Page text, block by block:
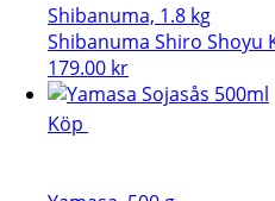
Shibanuma, 1.8 kg
Shibanuma Shiro Shoyu
179.00 kr
Köp